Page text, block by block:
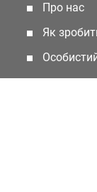
Про нас
Як